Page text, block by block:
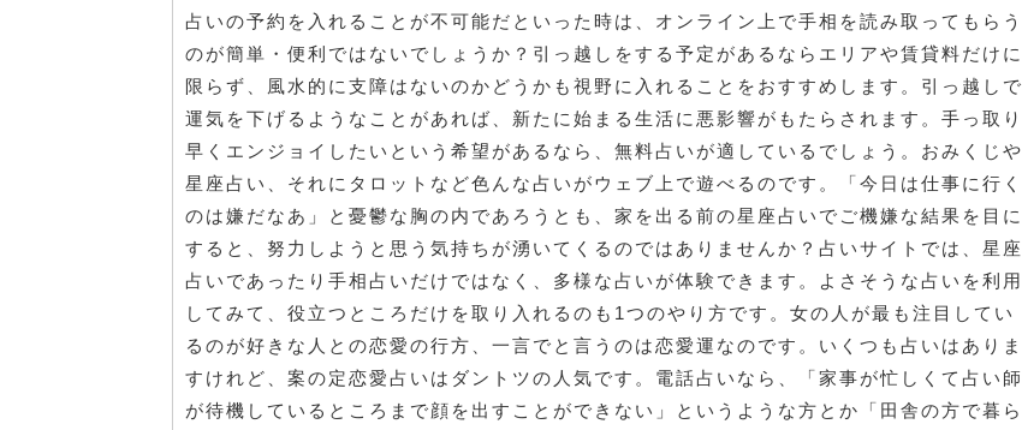
占いの予約を入れることが不可能だといった時は、オンライン上で手相を読み取ってもらう
のが簡単・便利ではないでしょうか？引っ越しをする予定があるならエリアや賃貸料だけに
限らず、風水的に支障はないのかどうかも視野に入れることをおすすめします。引っ越しで
運気を下げるようなことがあれば、新たに始まる生活に悪影響がもたらされます。手っ取り
早くエンジョイしたいという希望があるなら、無料占いが適しているでしょう。おみくじや
星座占い、それにタロットなど色んな占いがウェブ上で遊べるのです。「今日は仕事に行く
のは嫌だなあ」と憂鬱な胸の内であろうとも、家を出る前の星座占いでご機嫌な結果を目に
すると、努力しようと思う気持ちが湧いてくるのではありませんか？占いサイトでは、星座
占いであったり手相占いだけではなく、多様な占いが体験できます。よさそうな占いを利用
してみて、役立つところだけを取り入れるのも1つのやり方です。女の人が最も注目してい
るのが好きな人との恋愛の行方、一言でと言うのは恋愛運なのです。いくつも占いはありま
すけれど、案の定恋愛占いはダントツの人気です。電話占いなら、「家事が忙しくて占い師
が待機しているところまで顔を出すことができない」というような方とか「田舎の方で暮ら